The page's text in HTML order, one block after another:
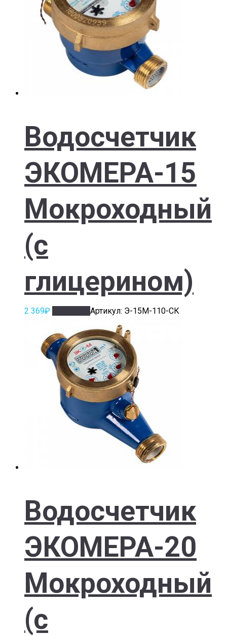
Водосчетчик
ЭКОМЕРА-15
Мокроходный
(с
глицерином)
2 369₽ Артикул: Э-15М-110-СК
Водосчетчик
ЭКОМЕРА-20
Мокроходный
(с